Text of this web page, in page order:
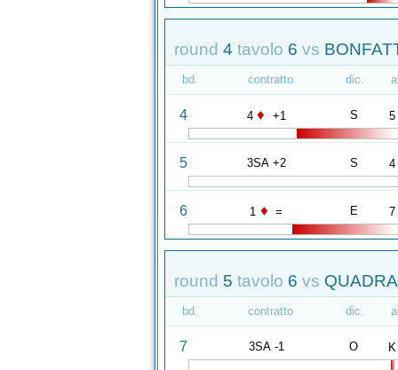
round 4 tavolo 6 vs
bd. contratto dic.
4 4 ♦ +1 S 5
5 3SA +2 S 4
6 1 ♦ = E 7
round 5 tavolo 6 vs
bd. contratto dic.
7 3SA -1 O K